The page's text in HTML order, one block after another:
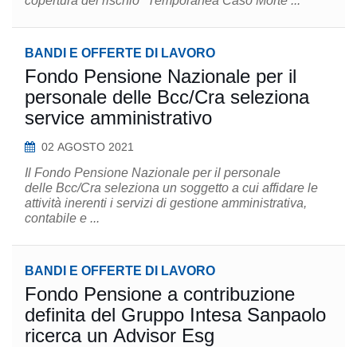
BANDI E OFFERTE DI LAVORO
Fondo Pensione Nazionale per il
personale delle Bcc/Cra seleziona
service amministrativo
02 AGOSTO 2021
Il Fondo Pensione Nazionale per il personale
delle Bcc/Cra seleziona un soggetto a cui affidare le
attività inerenti i servizi di gestione amministrativa,
contabile e ...
BANDI E OFFERTE DI LAVORO
Fondo Pensione a contribuzione
definita del Gruppo Intesa Sanpaolo
ricerca un Advisor Esg